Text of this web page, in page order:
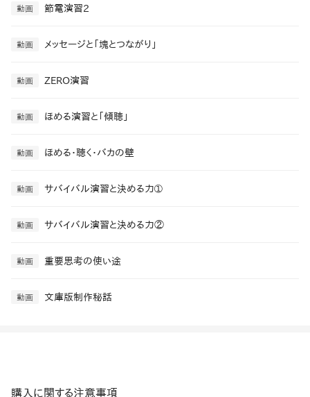
動画 節電演習2
動画 メッセージと「塊とつながり」
動画 ZERO演習
動画 ほめる演習と「傾聴」
動画 ほめる・聴く・バカの壁
動画 サバイバル演習と決める力➀
動画 サバイバル演習と決める力②
動画 重要思考の使い途
動画 文庫版制作秘話
購入に関する注意事項